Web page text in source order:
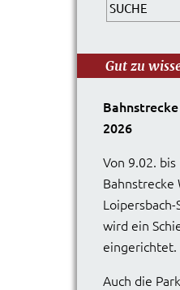
Gut zu
2026
Von 9.02.
Bahnstrecke
wird ein
eingerichtet.
Auch die